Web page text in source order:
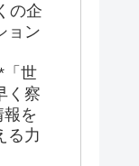
の企
ョン
「世
く察
を
る力